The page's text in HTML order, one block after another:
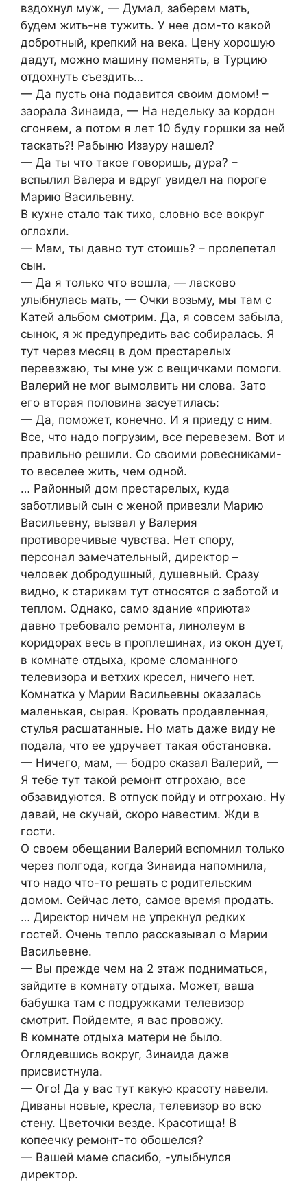
вздохнул муж, — Думал, заберем мать,
будем жить-не тужить. У нее дом-то какой
добротный, крепкий на века. Цену хорошую
дадут, можно машину поменять, в Турцию
отдохнуть съездить…
— Да пусть она подавится своим домом! –
заорала Зинаида, — На недельку за кордон
сгоняем, а потом я лет 10 буду горшки за ней
таскать?! Рабыню Изауру нашел?
— Да ты что такое говоришь, дура? –
вспылил Валера и вдруг увидел на пороге
Марию Васильевну.
В кухне стало так тихо, словно все вокруг
оглохли.
— Мам, ты давно тут стоишь? – пролепетал
сын.
— Да я только что вошла, — ласково
улыбнулась мать, — Очки возьму, мы там с
Катей альбом смотрим. Да, я совсем забыла,
сынок, я ж предупредить вас собиралась. Я
тут через месяц в дом престарелых
переезжаю, ты мне уж с вещичками помоги.
Валерий не мог вымолвить ни слова. Зато
его вторая половина засуетилась:
— Да, поможет, конечно. И я приеду с ним.
Все, что надо погрузим, все перевезем. Вот и
правильно решили. Со своими ровесниками-
то веселее жить, чем одной.
… Районный дом престарелых, куда
заботливый сын с женой привезли Марию
Васильевну, вызвал у Валерия
противоречивые чувства. Нет спору,
персонал замечательный, директор –
человек добродушный, душевный. Сразу
видно, к старикам тут относятся с заботой и
теплом. Однако, само здание «приюта»
давно требовало ремонта, линолеум в
коридорах весь в проплешинах, из окон дует,
в комнате отдыха, кроме сломанного
телевизора и ветхих кресел, ничего нет.
Комнатка у Марии Васильевны оказалась
маленькая, сырая. Кровать продавленная,
стулья расшатанные. Но мать даже виду не
подала, что ее удручает такая обстановка.
— Ничего, мам, — бодро сказал Валерий, —
Я тебе тут такой ремонт отгрохаю, все
обзавидуются. В отпуск пойду и отгрохаю. Ну
давай, не скучай, скоро навестим. Жди в
гости.
О своем обещании Валерий вспомнил только
через полгода, когда Зинаида напомнила,
что надо что-то решать с родительским
домом. Сейчас лето, самое время продать.
… Директор ничем не упрекнул редких
гостей. Очень тепло рассказывал о Марии
Васильевне.
— Вы прежде чем на 2 этаж подниматься,
зайдите в комнату отдыха. Может, ваша
бабушка там с подружками телевизор
смотрит. Пойдемте, я вас провожу.
В комнате отдыха матери не было.
Оглядевшись вокруг, Зинаида даже
присвистнула.
— Ого! Да у вас тут какую красоту навели.
Диваны новые, кресла, телевизор во всю
стену. Цветочки везде. Красотища! В
копеечку ремонт-то обошелся?
— Вашей маме спасибо, -улыбнулся
директор.